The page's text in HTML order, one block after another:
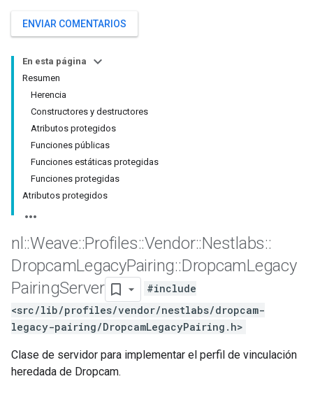
ENVIAR COMENTARIOS
En esta página
Resumen
Herencia
Constructores y destructores
Atributos protegidos
Funciones públicas
Funciones estáticas protegidas
Funciones protegidas
Atributos protegidos
nl ::Weave::Profiles::Vendor::Nestlabs::
DropcamLegacyPairing::DropcamLegacy
PairingServer
#include
<src/lib/profiles/vendor/nestlabs/dropcam-
legacy-pairing/DropcamLegacyPairing.h>
Clase de servidor para implementar el perfil de vinculación
heredada de Dropcam.